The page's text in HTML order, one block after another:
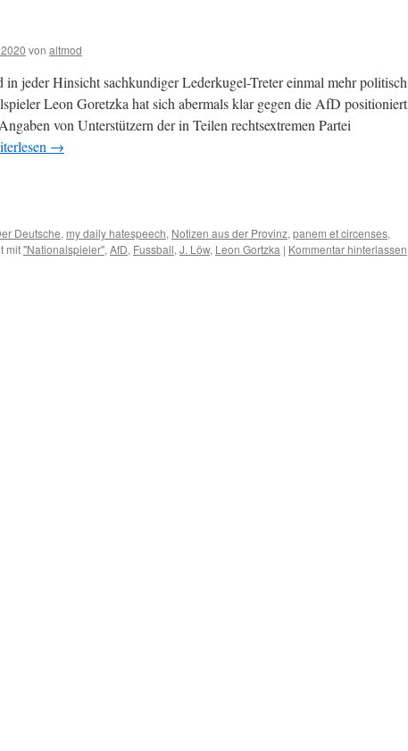
von altmod
in jeder Hinsicht sachkundiger Lederkugel-Treter einmal mehr politisch
Leon Goretzka hat sich abermals klar gegen die AfD positioniert
von Unterstützern der in Teilen rechtsextremen Partei
→
Deutsche, my daily hatespeech, Notizen aus der Provinz,panem et circenses,
mit"Nationalspieler",AfD, Fussball,J. Löw, Leon Gortzka | Kommentar hinterlassen